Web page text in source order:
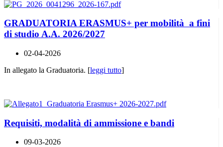
GRADUATORIA ERASMUS+ per mobilità a fini
di studio A.A. 2026/2027
02-04-2026
In allegato la Graduatoria. [leggi tutto]
Requisiti, modalità di ammissione e bandi
09-03-2026